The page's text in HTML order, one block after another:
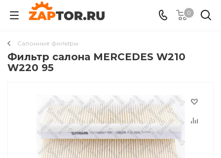
0
Салонные фильтры
Фильтр салона MERCEDES W210
W220 95